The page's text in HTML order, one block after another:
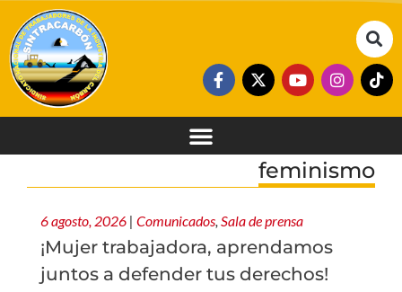
feminismo
6 agosto, 2026 | Comunicados, Sala de prensa
¡Mujer trabajadora, aprendamos
juntos a defender tus derechos!